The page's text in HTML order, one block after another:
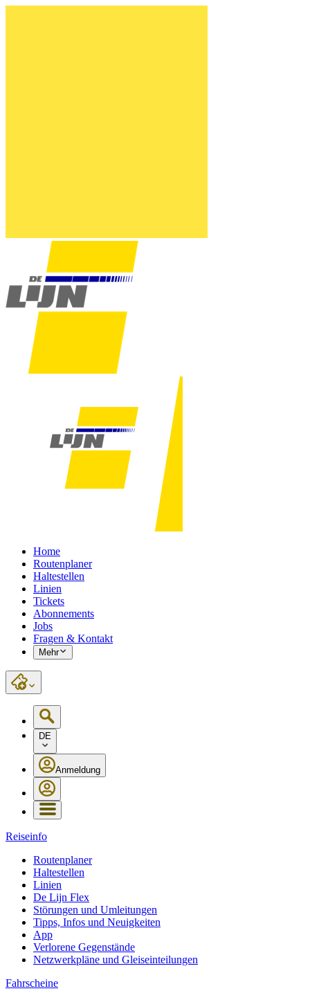
Home
Routenplaner
Haltestellen
Linien
Tickets
Abonnements
Jobs
Fragen & Kontakt
Mehr
DE
Anmeldung
Reiseinfo
Routenplaner
Haltestellen
Linien
De Lijn Flex
Störungen und Umleitungen
Tipps, Infos und Neuigkeiten
App
Verlorene Gegenstände
Netzwerkpläne und Gleiseinteilungen
Fahrscheine